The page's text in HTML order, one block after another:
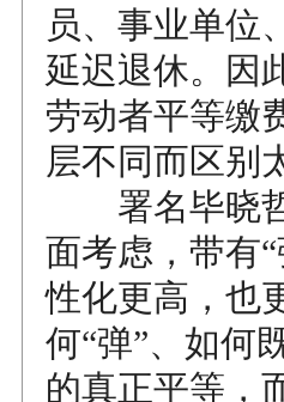
员、事业单位
延迟退休。因
劳动者平等缴
层不同而区别
署名毕晓哲
面考虑，带有
性化更高，也
何“弹”、如何
的真正平等，